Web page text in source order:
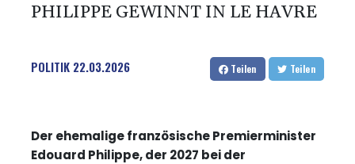
PHILIPPE GEWINNT IN LE HAVRE
POLITIK 22.03.2026 Teilen Teilen
Der ehemalige französische Premierminister
Edouard Philippe, der 2027 bei der